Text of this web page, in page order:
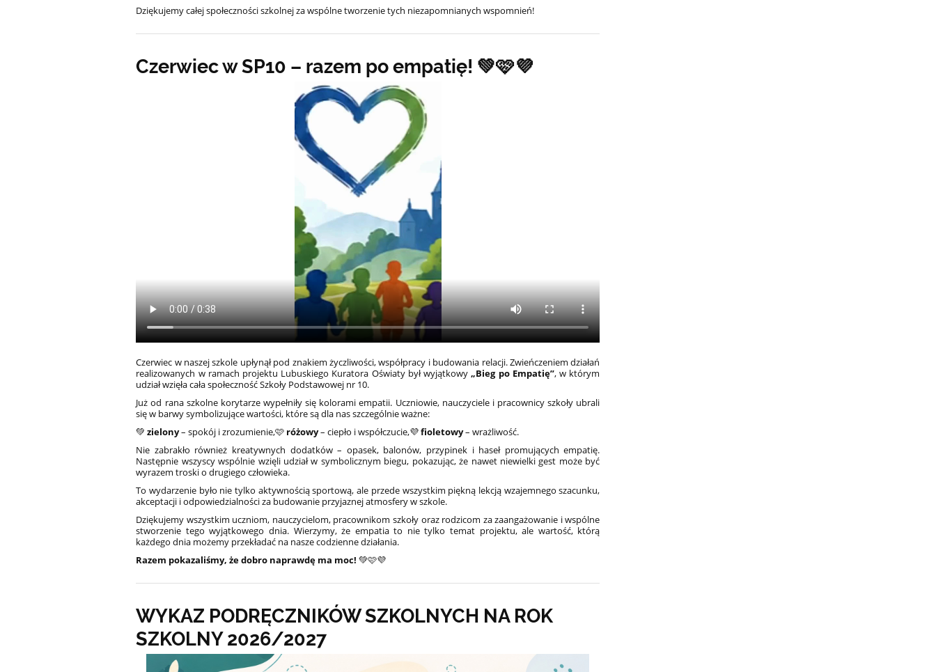
Dziękujemy całej społeczności szkolnej za wspólne tworzenie tych niezapomnianych wspomnień!
Czerwiec w SP10 – razem po empatię! 💚🩷💜
Czerwiec w naszej szkole upłynął pod znakiem życzliwości, współpracy i budowania relacji. Zwieńczeniem działań
realizowanych w ramach projektu Lubuskiego Kuratora Oświaty był wyjątkowy„Bieg po Empatię”, w którym
udział wzięła cała społeczność Szkoły Podstawowej nr 10.
Już od rana szkolne korytarze wypełniły się kolorami empatii. Uczniowie, nauczyciele i pracownicy szkoły ubrali
się w barwy symbolizujące wartości, które są dla nas szczególnie ważne:
💚zielony– spokój i zrozumienie,🩷 różowy– ciepło i współczucie,💜fioletowy– wrażliwość.
Nie zabrakło również kreatywnych dodatków – opasek, balonów, przypinek i haseł promujących empatię.
Następnie wszyscy wspólnie wzięli udział w symbolicznym biegu, pokazując, że nawet niewielki gest może być
wyrazem troski o drugiego człowieka.
To wydarzenie było nie tylko aktywnością sportową, ale przede wszystkim piękną lekcją wzajemnego szacunku,
akceptacji i odpowiedzialności za budowanie przyjaznej atmosfery w szkole.
Dziękujemy wszystkim uczniom, nauczycielom, pracownikom szkoły oraz rodzicom za zaangażowanie i wspólne
stworzenie tego wyjątkowego dnia. Wierzymy, że empatia to nie tylko temat projektu, ale wartość, którą
każdego dnia możemy przekładać na nasze codzienne działania.
Razem pokazaliśmy, że dobro naprawdę ma moc! 💚🩷💜
WYKAZ PODRĘCZNIKÓW SZKOLNYCH NA ROK
SZKOLNY 2026/2027